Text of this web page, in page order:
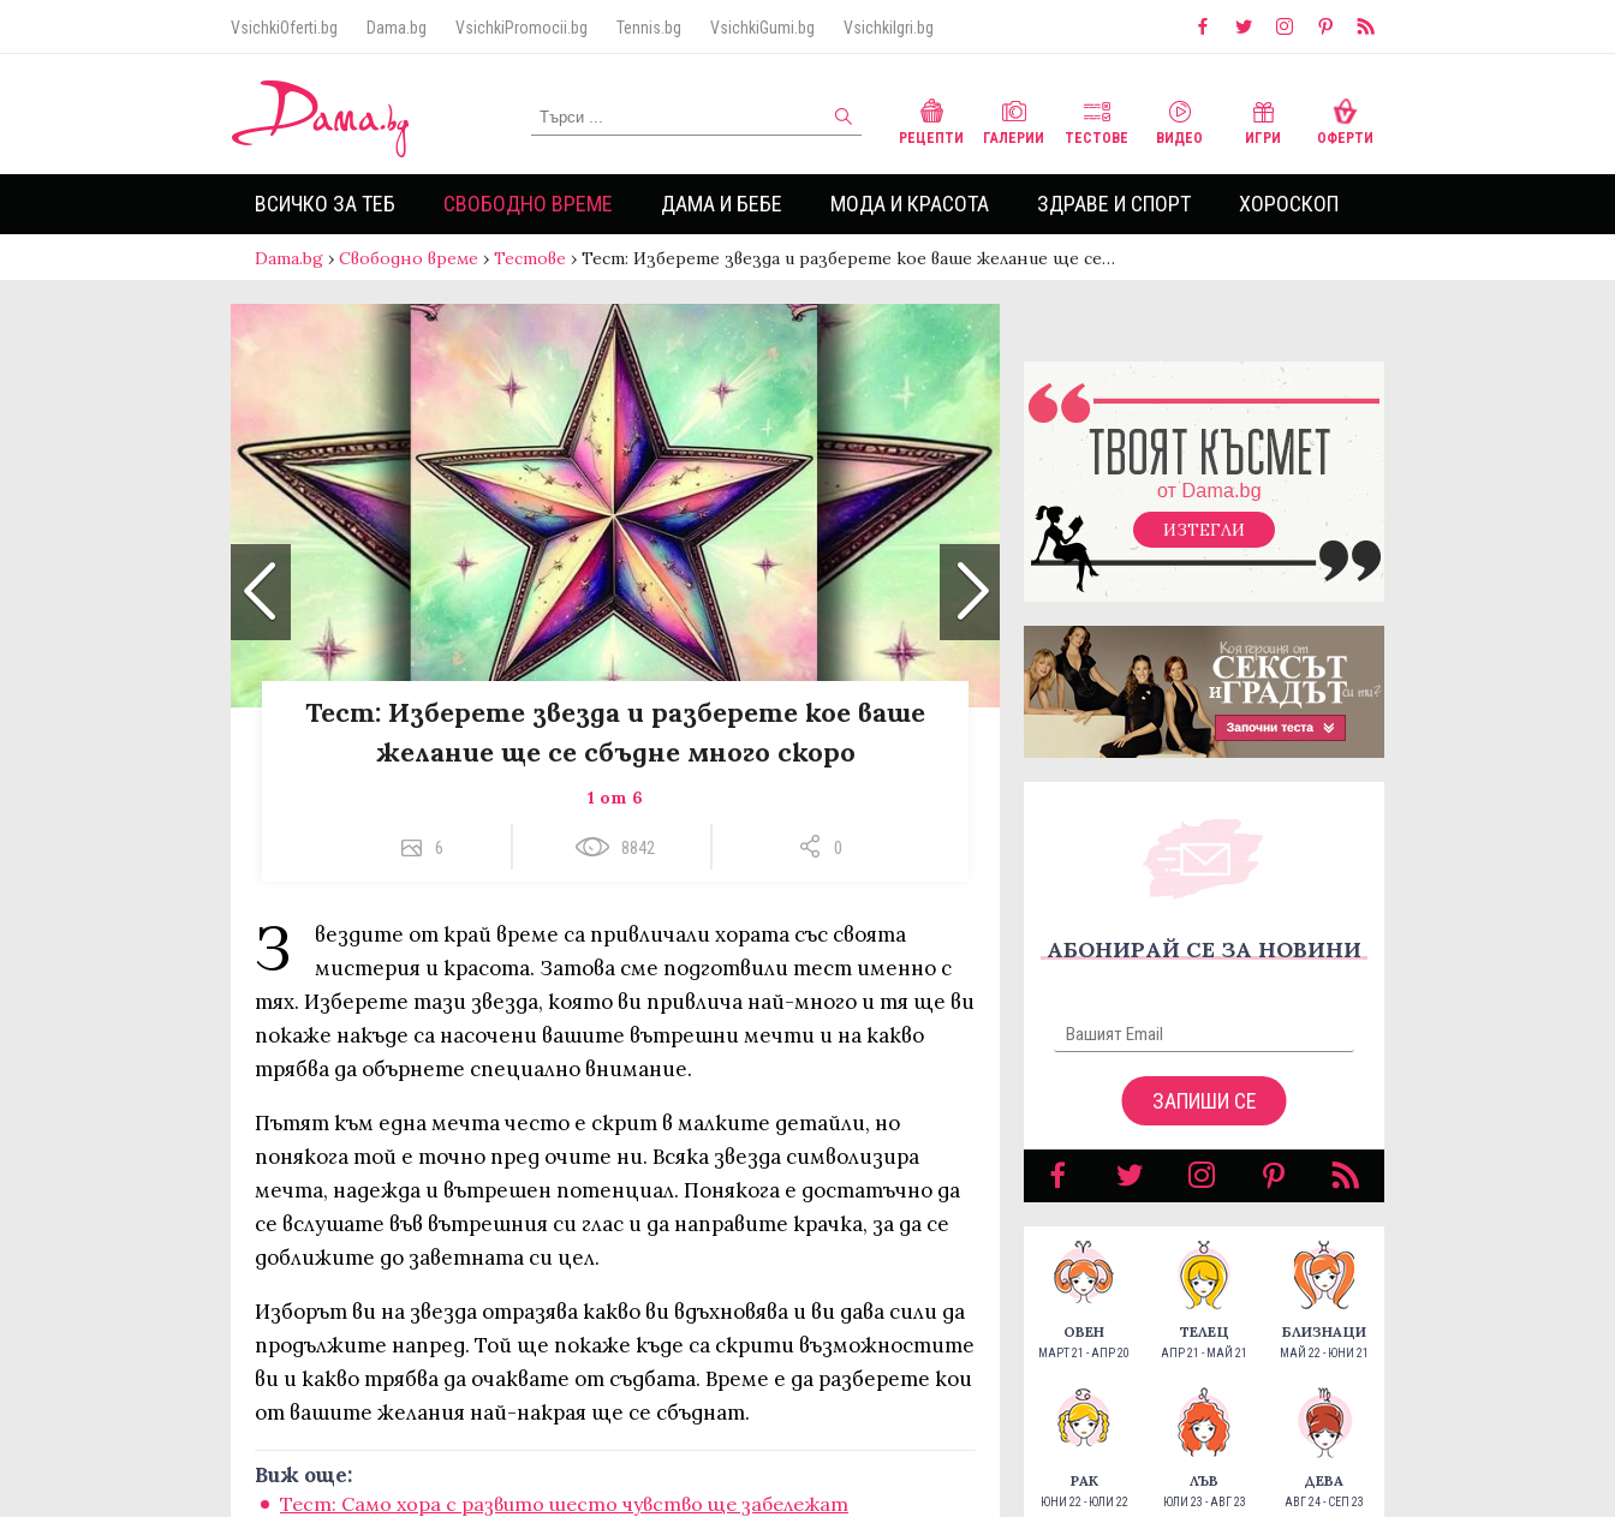
VsichkiOferti.bg Dama.bg VsichkiPromocii.bg Tennis.bg VsichkiGumi.bg VsichkiIgri.bg
РЕЦЕПТИ ГАЛЕРИИ ТЕСТОВЕ ВИДЕО ИГРИ ОФЕРТИ
ВСИЧКО ЗА ТЕБ СВОБОДНО ВРЕМЕ ДАМА И БЕБЕ МОДА И КРАСОТА ЗДРАВЕ И СПОРТ ХОРОСКОП
Dama.bg › Свободно време › Тестове › Тест: Изберете звезда и разберете кое ваше желание ще се…
Тест: Изберете звезда и разберете кое ваше
желание ще се сбъдне много скоро
1 от 6
6 8842 0
З
вездите от край време са привличали хората със своята
мистерия и красота. Затова сме подготвили тест именно с
тях. Изберете тази звезда, която ви привлича най-много и тя ще ви
покаже накъде са насочени вашите вътрешни мечти и на какво
трябва да обърнете специално внимание.
Пътят към една мечта често е скрит в малките детайли, но
понякога той е точно пред очите ни. Всяка звезда символизира
мечта, надежда и вътрешен потенциал. Понякога е достатъчно да
се вслушате във вътрешния си глас и да направите крачка, за да се
доближите до заветната си цел.
Изборът ви на звезда отразява какво ви вдъхновява и ви дава сили да
продължите напред. Той ще покаже къде са скрити възможностите
ви и какво трябва да очаквате от съдбата. Време е да разберете кои
от вашите желания най-накрая ще се сбъднат.
Виж още:
Тест: Само хора с развито шесто чувство ще забележат
ИЗТЕГЛИ
АБОНИРАЙ СЕ ЗА НОВИНИ
ЗАПИШИ СЕ
ОВЕН
МАРТ 21 - АПР 20
ТЕЛЕЦ
АПР 21 - МАЙ 21
БЛИЗНАЦИ
МАЙ 22 - ЮНИ 21
РАК
ЮНИ 22 - ЮЛИ 22
ЛЪВ
ЮЛИ 23 - АВГ 23
ДЕВА
АВГ 24 - СЕП 23